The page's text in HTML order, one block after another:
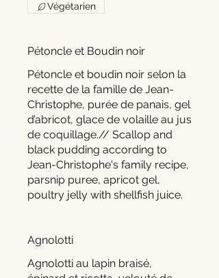
Végétarien
Pétoncle et Boudin noir
Pétoncle et boudin noir selon la
recette de la famille de Jean-
Christophe, purée de panais, gel
d’abricot, glace de volaille au jus
de coquillage.// Scallop and
black pudding according to
Jean-Christophe's family recipe,
parsnip puree, apricot gel,
poultry jelly with shellfish juice.
Agnolotti
Agnolotti au lapin braisé,